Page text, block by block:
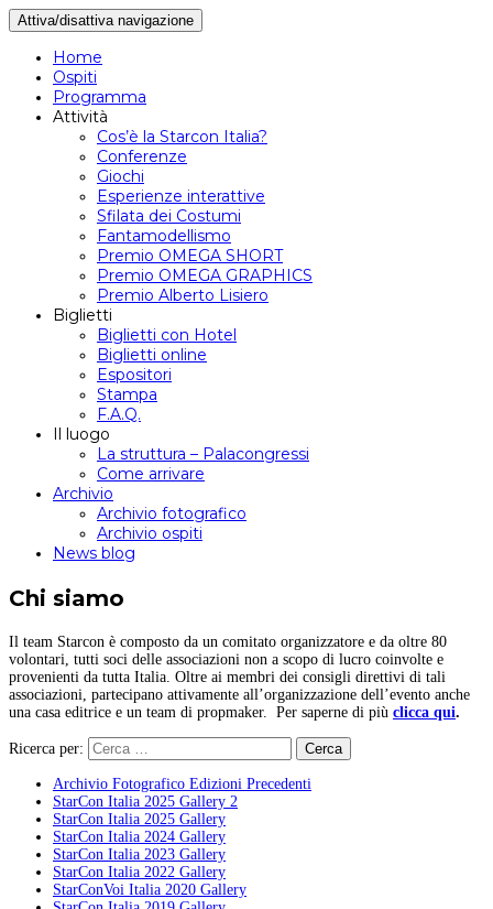
Attiva/disattiva navigazione
Home
Ospiti
Programma
Attività
Cos’è la Starcon Italia?
Conferenze
Giochi
Esperienze interattive
Sfilata dei Costumi
Fantamodellismo
Premio OMEGA SHORT
Premio OMEGA GRAPHICS
Premio Alberto Lisiero
Biglietti
Biglietti con Hotel
Biglietti online
Espositori
Stampa
F.A.Q.
Il luogo
La struttura – Palacongressi
Come arrivare
Archivio
Archivio fotografico
Archivio ospiti
News blog
Chi siamo
Il team Starcon è composto da un comitato organizzatore e da oltre 80
volontari, tutti soci delle associazioni non a scopo di lucro coinvolte e
provenienti da tutta Italia. Oltre ai membri dei consigli direttivi di tali
associazioni, partecipano attivamente all’organizzazione dell’evento anche
una casa editrice e un team di propmaker. Per saperne di più clicca qui.
Ricerca per:
Archivio Fotografico Edizioni Precedenti
StarCon Italia 2025 Gallery 2
StarCon Italia 2025 Gallery
StarCon Italia 2024 Gallery
StarCon Italia 2023 Gallery
StarCon Italia 2022 Gallery
StarConVoi Italia 2020 Gallery